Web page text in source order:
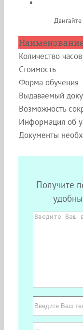
Количество часов
Стоимость
Форма обучения
Выдаваемый
Возможность
Информация об
Документы
Получите